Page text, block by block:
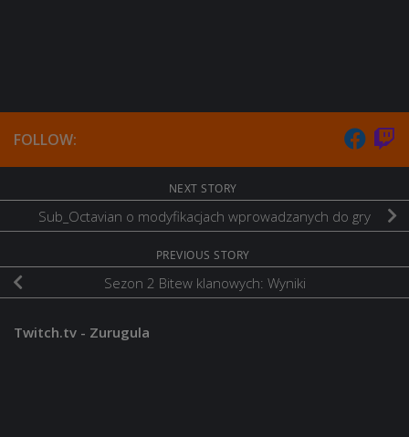
FOLLOW:
NEXT STORY
Sub_Octavian o modyfikacjach wprowadzanych do gry
PREVIOUS STORY
Sezon 2 Bitew klanowych: Wyniki
Twitch.tv - Zurugula